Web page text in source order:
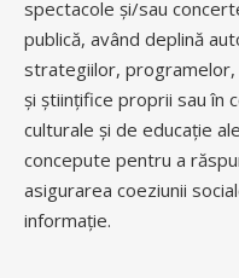
spectacole și/sau
publică, având deplină
strategiilor, programelor,
și științifice proprii sau în
culturale și de educație
concepute pentru a
asigurarea coeziunii
informație.